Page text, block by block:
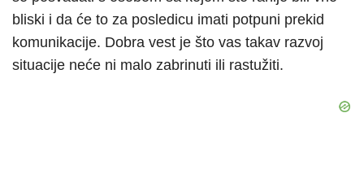
bliski i da će to za posledicu imati potpuni prekid
komunikacije. Dobra vest je što vas takav razvoj
situacije neće ni malo zabrinuti ili rastužiti.